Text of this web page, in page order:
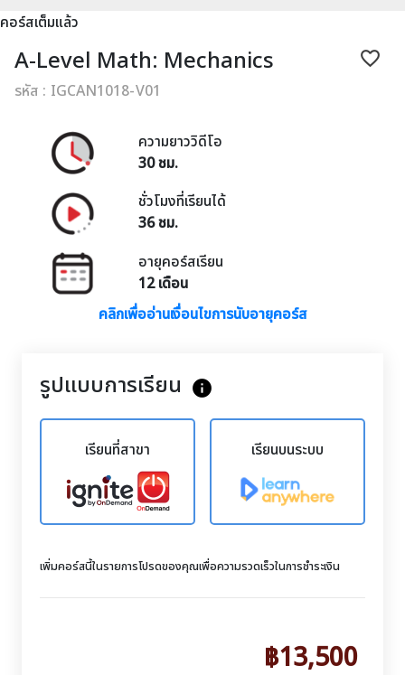
คอร์สเต็มแล้ว
favorite_border
A-Level Math: Mechanics
รหัส : IGCAN1018-V01
ความยาววิดีโอ
30 ชม.
ชั่วโมงที่เรียนได้
36 ชม.
อายุคอร์สเรียน
12 เดือน
คลิกเพื่ออ่านเงื่อนไขการนับอายุคอร์ส
รูปแบบการเรียน info
เรียนที่สาขา เรียนบนระบบ
เพิ่มคอร์สนี้ในรายการโปรดของคุณเพื่อความรวดเร็วในการชำระเงิน
฿13,500